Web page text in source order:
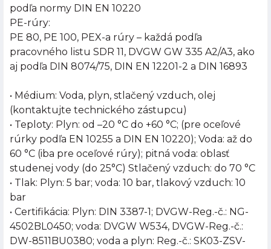
podľa normy DIN EN 10220
PE-rúry:
PE 80, PE 100, PEX-a rúry – každá podľa
pracovného listu SDR 11, DVGW GW 335 A2/A3, ako
aj podľa DIN 8074/75, DIN EN 12201-2 a DIN 16893
• Médium: Voda, plyn, stlačený vzduch, olej
(kontaktujte technického zástupcu)
• Teploty: Plyn: od –20 °C do +60 °C; (pre oceľové
rúrky podľa EN 10255 a DIN EN 10220); Voda: až do
60 °C (iba pre oceľové rúry); pitná voda: oblasť
studenej vody (do 25°C) Stlačený vzduch: do 70 °C
• Tlak: Plyn: 5 bar; voda: 10 bar, tlakový vzduch: 10
bar
• Certifikácia: Plyn: DIN 3387-1; DVGW-Reg.-č.: NG-
4502BL0450; voda: DVGW W534, DVGW-Reg.-č.:
DW-8511BU0380; voda a plyn: Reg.-č.: SK03-ZSV-